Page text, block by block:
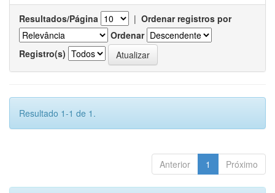
Resultados/Página | Ordenar registros por
Ordenar
Registro(s)
Resultado 1-1 de 1.
Anterior 1 Próximo